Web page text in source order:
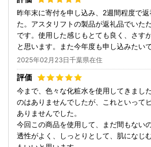
昨年末に寄付を申し込み、2週間程度で
た。アスタリフトの製品が返礼品でいた
です。使用した感じもとても良く、さす
と思います。また今年度も申し込みたいで
2025年02月23日千葉県在住
今まで、色々な化粧水を使用してきまし
のはありませんでしたが、これといって
ありませんでした。
今回この商品を使用して、まだ間もない
透性がよく、しっとりとして、肌になじ